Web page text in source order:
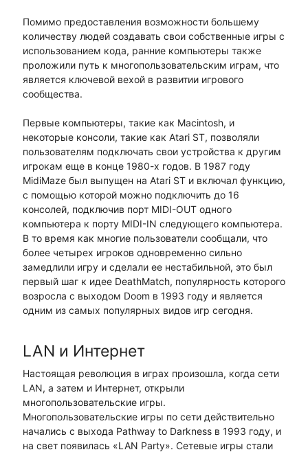
Помимо предоставления возможности большему
количеству людей создавать свои собственные игры с
использованием кода, ранние компьютеры также
проложили путь к многопользовательским играм, что
является ключевой вехой в развитии игрового
сообщества.
Первые компьютеры, такие как Macintosh, и
некоторые консоли, такие как Atari ST, позволяли
пользователям подключать свои устройства к другим
игрокам еще в конце 1980-х годов. В 1987 году
MidiMaze был выпущен на Atari ST и включал функцию,
с помощью которой можно подключить до 16
консолей, подключив порт MIDI-OUT одного
компьютера к порту MIDI-IN следующего компьютера.
В то время как многие пользователи сообщали, что
более четырех игроков одновременно сильно
замедлили игру и сделали ее нестабильной, это был
первый шаг к идее DeathMatch, популярность которого
возросла с выходом Doom в 1993 году и является
одним из самых популярных видов игр сегодня.
LAN и Интернет
Настоящая революция в играх произошла, когда сети
LAN, а затем и Интернет, открыли
многопользовательские игры.
Многопользовательские игры по сети действительно
начались с выхода Pathway to Darkness в 1993 году, и
на свет появилась «LAN Party». Сетевые игры стали